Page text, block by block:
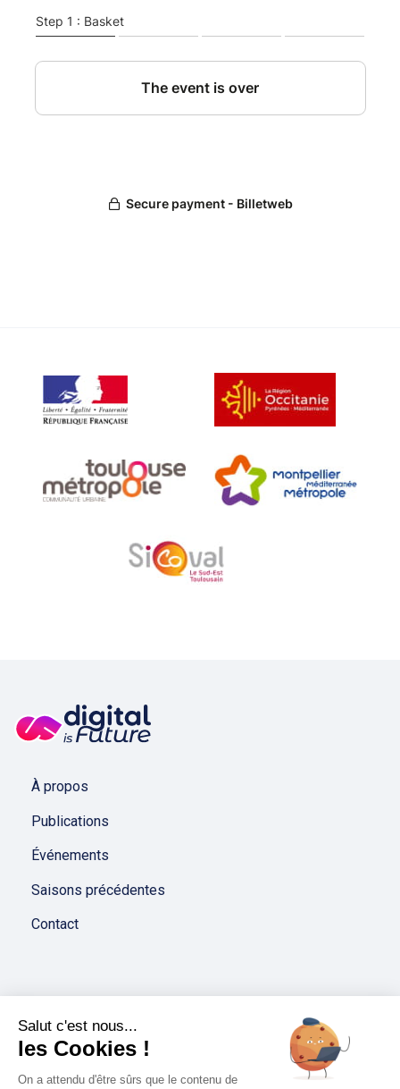
À propos
Publications
Événements
Saisons précédentes
Contact
Salut c'est nous...
les Cookies !
On a attendu d'être sûrs que le contenu de